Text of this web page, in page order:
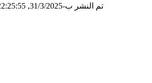
تم النشر ب-31/3/2025, 22:25:55